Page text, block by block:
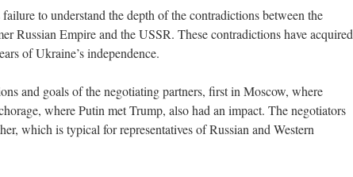
to understand the depth of the contradictions between the
Russian Empire and the USSR. These contradictions have acquired
of Ukraine’s independence.
and goals of the negotiating partners, first in Moscow, where
where Putin met Trump, also had an impact. The negotiators
which is typical for representatives of Russian and Western